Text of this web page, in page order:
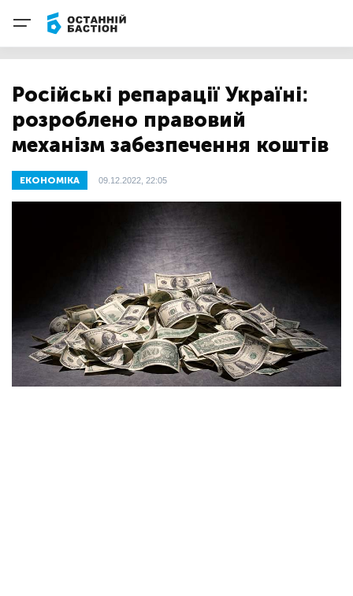
Російські репарації Україні:
розроблено правовий
механізм забезпечення коштів
ЕКОНОМІКА 09.12.2022, 22:05